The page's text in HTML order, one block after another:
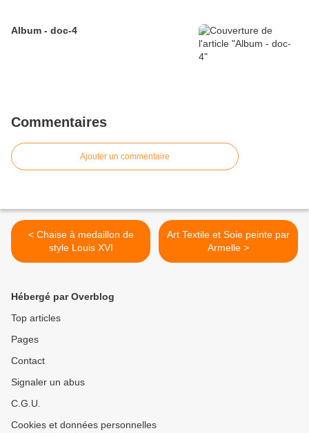
Album - doc-4
Commentaires
Ajouter un commentaire
< Chaise à medaillon de
style Louis XVI
Art Textile et Soie peinte par
Armelle >
Hébergé par Overblog
Top articles
Pages
Contact
Signaler un abus
C.G.U.
Cookies et données personnelles